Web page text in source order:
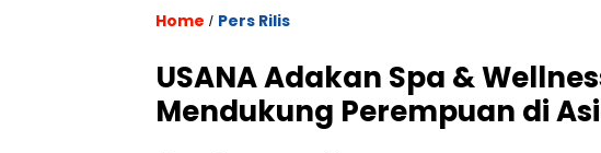
Home / Pers Rilis
USANA Adakan Spa &
Mendukung Perempuan di